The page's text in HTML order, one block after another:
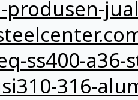
produsen-
ss400-
316-